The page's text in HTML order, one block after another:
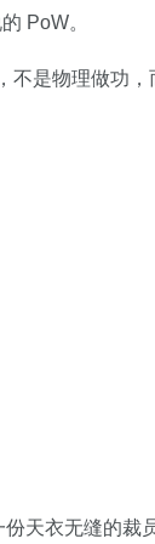
PoW。
不是物理做功，
天衣无缝的裁